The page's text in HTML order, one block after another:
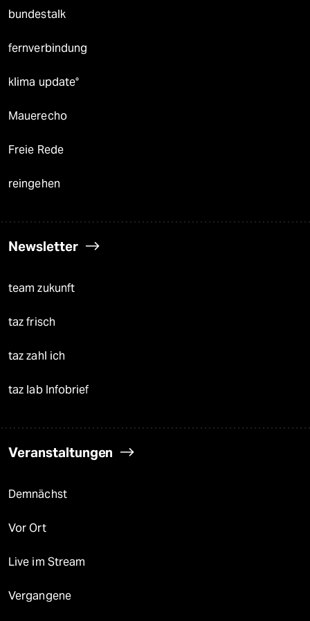
bundestalk
fernverbindung
klima update°
Mauerecho
Freie Rede
reingehen
Newsletter
team zukunft
taz frisch
taz zahl ich
taz lab Infobrief
Veranstaltungen
Demnächst
Vor Ort
Live im Stream
Vergangene